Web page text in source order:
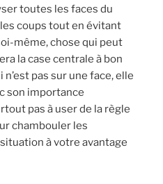
toutes les faces du
coups tout en évitant
même, chose qui peut
la case centrale à bon
pas sur une face, elle
son importance
pas à user de la règle
chambouler les
à votre avantage